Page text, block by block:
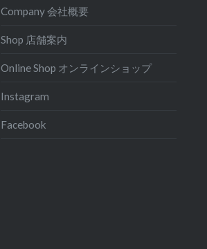
Company 会社概要
Shop 店舗案内
Online Shop オンラインショップ
Instagram
Facebook